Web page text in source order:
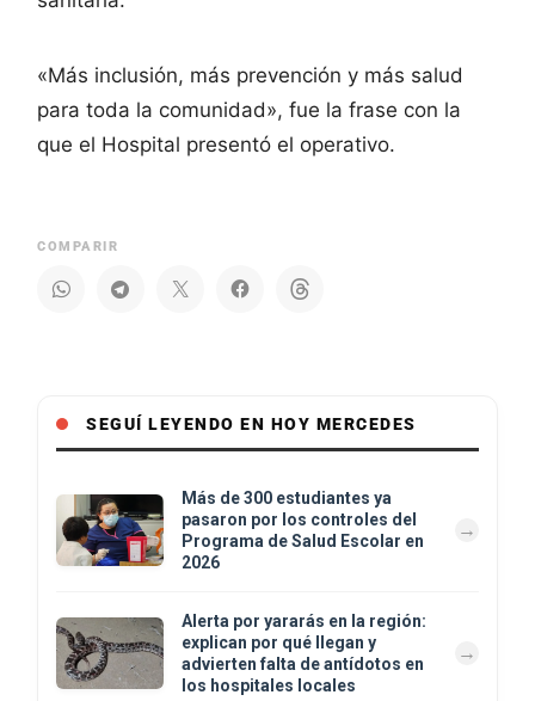
«Más inclusión, más prevención y más salud
para toda la comunidad», fue la frase con la
que el Hospital presentó el operativo.
COMPARIR
SEGUÍ LEYENDO EN HOY MERCEDES
Más de 300 estudiantes ya
pasaron por los controles del
Programa de Salud Escolar en
2026
Alerta por yararás en la región:
explican por qué llegan y
advierten falta de antídotos en
los hospitales locales